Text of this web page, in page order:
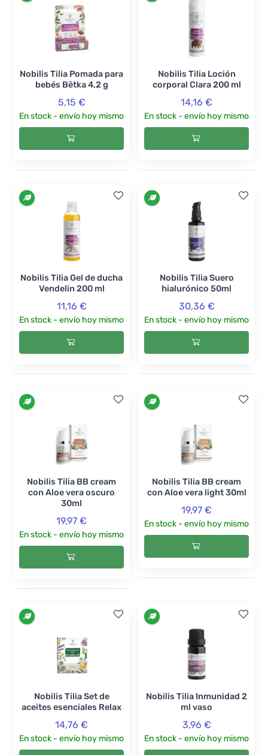
Nobilis Tilia Pomada para
bebés Bětka 4,2 g
5,15 €
En stock - envío hoy mismo
Nobilis Tilia Loción
corporal Clara 200 ml
14,16 €
En stock - envío hoy mismo
Nobilis Tilia Gel de ducha
Vendelin 200 ml
11,16 €
En stock - envío hoy mismo
Nobilis Tilia Suero
hialurónico 50ml
30,36 €
En stock - envío hoy mismo
Nobilis Tilia BB cream
con Aloe vera oscuro
30ml
19,97 €
En stock - envío hoy mismo
Nobilis Tilia BB cream
con Aloe vera light 30ml
19,97 €
En stock - envío hoy mismo
Nobilis Tilia Set de
aceites esenciales Relax
14,76 €
En stock - envío hoy mismo
Nobilis Tilia Inmunidad 2
ml vaso
3,96 €
En stock - envío hoy mismo